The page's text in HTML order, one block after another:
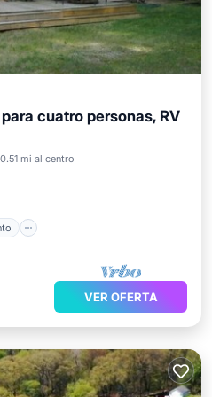
cuatro personas, RV
0.51 mi al centro
Aparcamiento
VER OFERTA